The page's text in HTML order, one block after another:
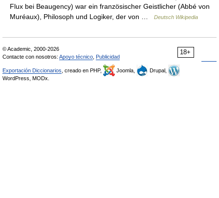
Flux bei Beaugency) war ein französischer Geistlicher (Abbé von
Muréaux), Philosoph und Logiker, der von …
Deutsch Wikipedia
18+
© Academic, 2000-2026
Contacte con nosotros: Apoyo técnico Publicidad
Exportación Diccionarios , creado en PHP, Joomla,
Drupal,
WordPress, MODx.